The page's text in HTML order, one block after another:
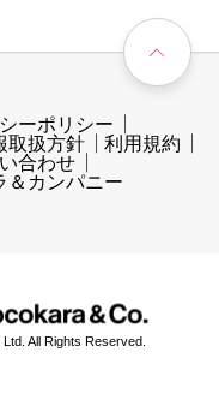
ーポリシー
取扱方針
利用規約
合わせ
＆カンパニー
All Rights Reserved.